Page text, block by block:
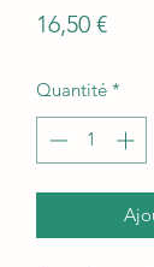
16,50 €Prix
Quantité *